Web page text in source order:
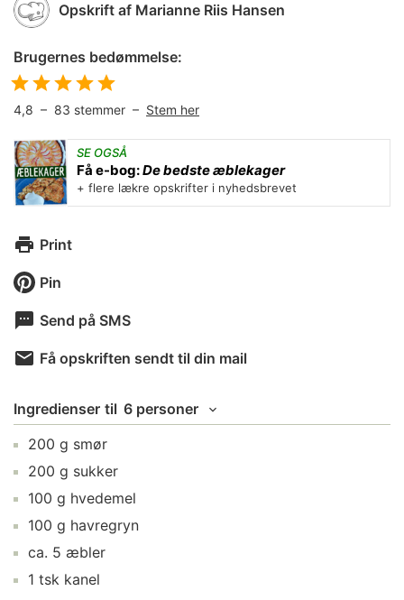
Opskrift af Marianne Riis Hansen
Brugernes bedømmelse:
4,8 – 83 stemmer – Stem her
SE OGSÅ
Få e-bog:De bedste æblekager
+ flere lækre opskrifter i nyhedsbrevet
Print
Pin
Send på SMS
Få opskriften sendt til din mail
Ingredienser til 6 personer
200 g smør
200 g sukker
100 g hvedemel
100 g havregryn
ca. 5 æbler
1 tsk kanel